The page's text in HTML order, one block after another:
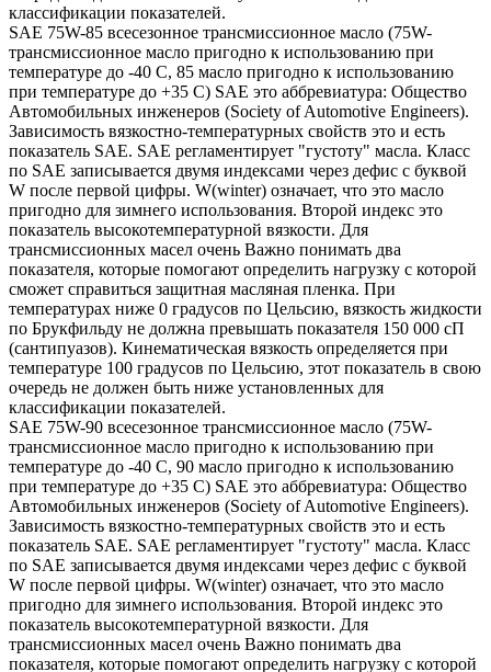
классификации показателей.
SAE 75W-85 всесезонное трансмиссионное масло (75W-
трансмиссионное масло пригодно к использованию при
температуре до -40 С, 85 масло пригодно к использованию
при температуре до +35 С) SAE это аббревиатура: Общество
Автомобильных инженеров (Society of Automotive Engineers).
Зависимость вязкостно-температурных свойств это и есть
показатель SAE. SAE регламентирует "густоту" масла. Класс
по SAE записывается двумя индексами через дефис с буквой
W после первой цифры. W(winter) означает, что это масло
пригодно для зимнего использования. Второй индекс это
показатель высокотемпературной вязкости. Для
трансмиссионных масел очень Важно понимать два
показателя, которые помогают определить нагрузку с которой
сможет справиться защитная масляная пленка. При
температурах ниже 0 градусов по Цельсию, вязкость жидкости
по Брукфильду не должна превышать показателя 150 000 сП
(сантипуазов). Кинематическая вязкость определяется при
температуре 100 градусов по Цельсию, этот показатель в свою
очередь не должен быть ниже установленных для
классификации показателей.
SAE 75W-90 всесезонное трансмиссионное масло (75W-
трансмиссионное масло пригодно к использованию при
температуре до -40 С, 90 масло пригодно к использованию
при температуре до +35 С) SAE это аббревиатура: Общество
Автомобильных инженеров (Society of Automotive Engineers).
Зависимость вязкостно-температурных свойств это и есть
показатель SAE. SAE регламентирует "густоту" масла. Класс
по SAE записывается двумя индексами через дефис с буквой
W после первой цифры. W(winter) означает, что это масло
пригодно для зимнего использования. Второй индекс это
показатель высокотемпературной вязкости. Для
трансмиссионных масел очень Важно понимать два
показателя, которые помогают определить нагрузку с которой